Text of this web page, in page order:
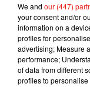
We and our (447)
your consent and/or
information on a
profiles for
advertising; Measure
performance;
of data from different
profiles to